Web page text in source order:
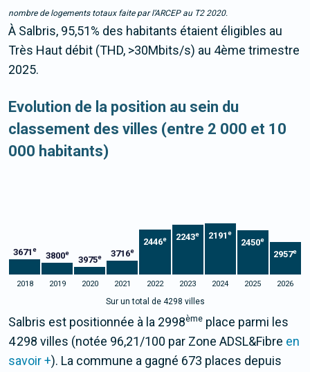
nombre de logements totaux faite par l’ARCEP au T2 2020.
À Salbris, 95,51% des habitants étaient éligibles au
Très Haut débit (THD, >30Mbits/s) au 4ème trimestre
2025.
Evolution de la position au sein du
classement des villes (entre 2 000 et 10
000 habitants)
3671 e
3800e
3975e 3716e
2446e 2243e 2191e
2450e
2957e
2018 2019 2020 2021 2022 2023 2024 2025 2026
Sur un total de 4298 villes
Salbris est positionnée à la 2998ème place parmi les
4 298 villes (notée 96,21/100 par Zone ADSL&Fibre en
savoir +). La commune a gagné 673 places depuis